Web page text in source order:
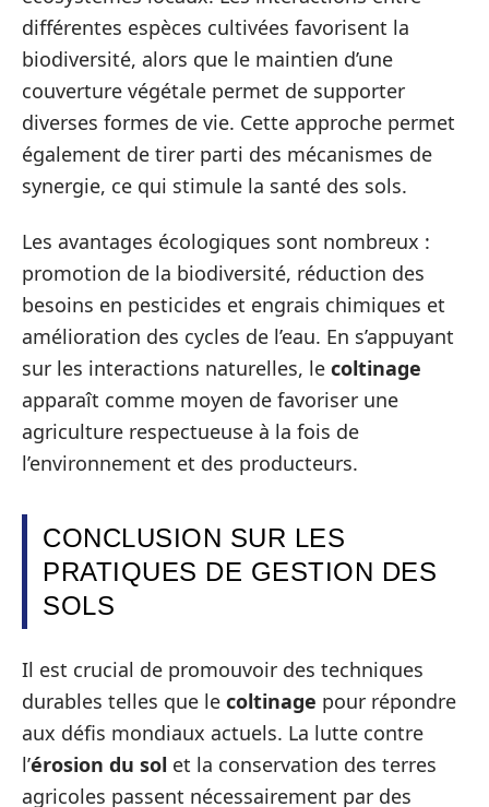
différentes espèces cultivées favorisent la
biodiversité, alors que le maintien d’une
couverture végétale permet de supporter
diverses formes de vie. Cette approche permet
également de tirer parti des mécanismes de
synergie, ce qui stimule la santé des sols.
Les avantages écologiques sont nombreux :
promotion de la biodiversité, réduction des
besoins en pesticides et engrais chimiques et
amélioration des cycles de l’eau. En s’appuyant
sur les interactions naturelles, le coltinage
apparaît comme moyen de favoriser une
agriculture respectueuse à la fois de
l’environnement et des producteurs.
CONCLUSION SUR LES
PRATIQUES DE GESTION DES
SOLS
Il est crucial de promouvoir des techniques
durables telles que le coltinage pour répondre
aux défis mondiaux actuels. La lutte contre
l’érosion du sol et la conservation des terres
agricoles passent nécessairement par des